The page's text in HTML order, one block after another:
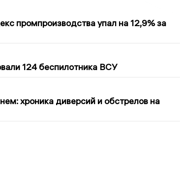
промпроизводства упал на 12,9% за
124 беспилотника ВСУ
хроника диверсий и обстрелов на